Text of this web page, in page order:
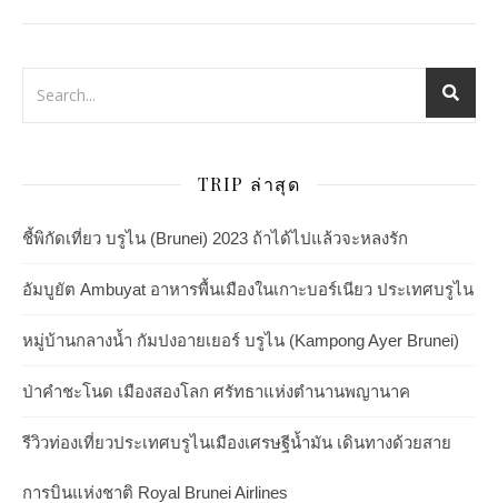
TRIP ล่าสุด
ชี้พิกัดเที่ยว บรูไน (Brunei) 2023 ถ้าได้ไปแล้วจะหลงรัก
อัมบูยัต Ambuyat อาหารพื้นเมืองในเกาะบอร์เนียว ประเทศบรูไน
หมู่บ้านกลางน้ำ กัมปงอายเยอร์ บรูไน (Kampong Ayer Brunei)
ป่าคำชะโนด เมืองสองโลก ศรัทธาแห่งตำนานพญานาค
รีวิวท่องเที่ยวประเทศบรูไนเมืองเศรษฐีน้ำมัน เดินทางด้วยสาย
การบินแห่งชาติ Royal Brunei Airlines